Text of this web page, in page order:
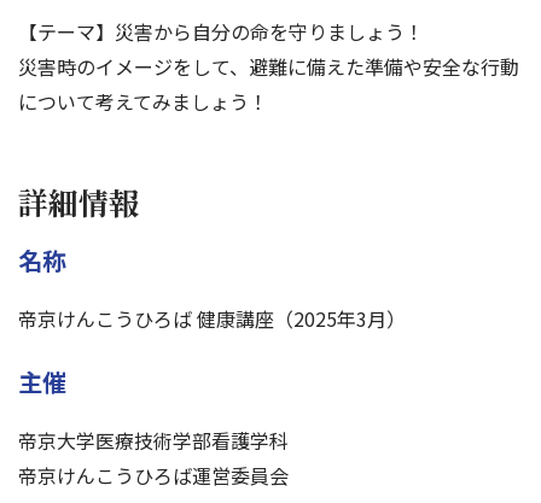
【テーマ】災害から自分の命を守りましょう！
災害時のイメージをして、避難に備えた準備や安全な行動
について考えてみましょう！
詳細情報
名称
帝京けんこうひろば 健康講座（2025年3月）
主催
帝京大学医療技術学部看護学科
帝京けんこうひろば運営委員会